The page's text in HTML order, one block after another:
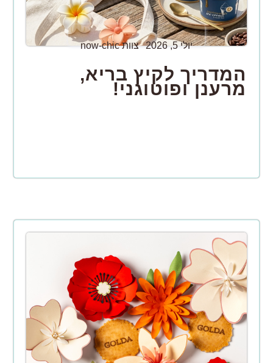
יולי 5, 2026 צוות now-chic
המדריך לקיץ בריא,
מרענן ופוטוגני!